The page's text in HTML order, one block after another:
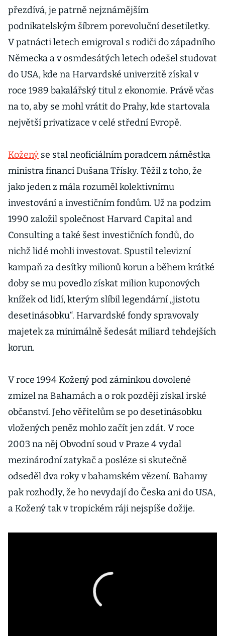
přezdívá, je patrně nejznámějším
podnikatelským šíbrem porevoluční desetiletky.
V patnácti letech emigroval s rodiči do západního
Německa a v osmdesátých letech odešel studovat
do USA, kde na Harvardské univerzitě získal v
roce 1989 bakalářský titul z ekonomie. Právě včas
na to, aby se mohl vrátit do Prahy, kde startovala
největší privatizace v celé střední Evropě.
Kožený se stal neoficiálním poradcem náměstka
ministra financí Dušana Třísky. Těžil z toho, že
jako jeden z mála rozuměl kolektivnímu
investování a investičním fondům. Už na podzim
1990 založil společnost Harvard Capital and
Consulting a také šest investičních fondů, do
nichž lidé mohli investovat. Spustil televizní
kampaň za desítky milionů korun a během krátké
doby se mu povedlo získat milion kuponových
knížek od lidí, kterým slíbil legendární „jistotu
desetinásobku“. Harvardské fondy spravovaly
majetek za minimálně šedesát miliard tehdejších
korun.
V roce 1994 Kožený pod záminkou dovolené
zmizel na Bahamách a o rok později získal irské
občanství. Jeho věřitelům se po desetinásobku
vložených peněz mohlo začít jen zdát. V roce
2003 na něj Obvodní soud v Praze 4 vydal
mezinárodní zatykač a posléze si skutečně
odseděl dva roky v bahamském vězení. Bahamy
pak rozhodly, že ho nevydají do Česka ani do USA,
a Kožený tak v tropickém ráji nejspíše dožije.